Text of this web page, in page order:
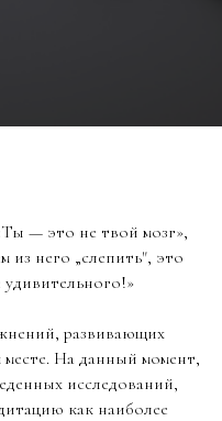
— это не твой мозг»,
него „слепить", это
развивающих
месте. На данный момент,
исследований,
как наиболее